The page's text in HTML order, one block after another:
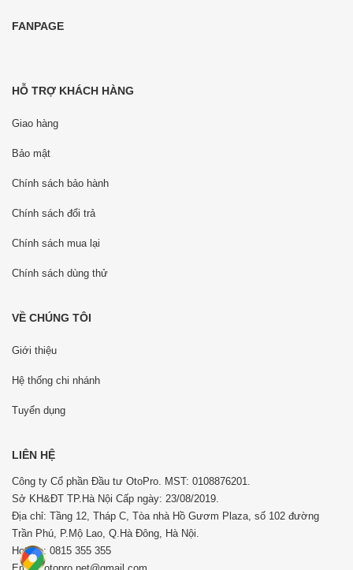
FANPAGE
HỖ TRỢ KHÁCH HÀNG
Giao hàng
Bảo mật
Chính sách bảo hành
Chính sách đổi trả
Chính sách mua lại
Chính sách dùng thử
VỀ CHÚNG TÔI
Giới thiệu
Hệ thống chi nhánh
Tuyển dụng
LIÊN HỆ
Công ty Cổ phần Đầu tư OtoPro. MST: 0108876201.
Sở KH&ĐT TP.Hà Nội Cấp ngày: 23/08/2019.
Địa chỉ: Tầng 12, Tháp C, Tòa nhà Hồ Gươm Plaza, số 102 đường
Trần Phú, P.Mộ Lao, Q.Hà Đông, Hà Nội.
Hotline: 0815 355 355